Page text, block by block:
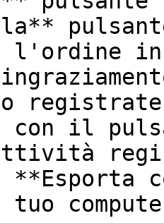
in
il
**Esporta